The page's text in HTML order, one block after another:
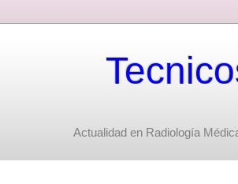
Actualidad en Radiología